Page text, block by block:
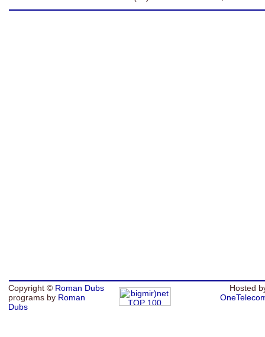
Copyright © Roman Dubs
programs by Roman
Dubs
Hosted